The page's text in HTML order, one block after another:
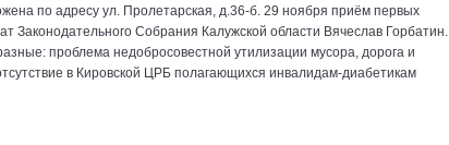
по адресу ул. Пролетарская, д.36-б. 29 ноября приём первых
Законодательного Собрания Калужской области Вячеслав Горбатин.
проблема недобросовестной утилизации мусора, дорога и
в Кировской ЦРБ полагающихся инвалидам-диабетикам